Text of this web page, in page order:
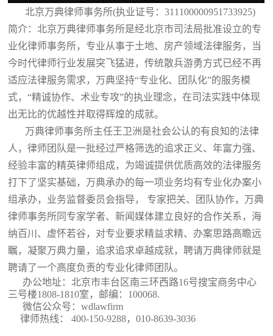
北京万典律师事务所(执业证号：311100000951733925)
简介：北京万典律师事务所是经北京市司法局批准设立的专
业化律师事务所，专业从事于土地、房产领域法律服务，当
今时代律师行业发展突飞猛进，传统散兵游勇方式已经不再
适应法律服务需求，万典坚持“专业化、团队化”的服务模
式，“精诚协作、术业专攻”的执业理念，在司法实践中体现
出无比的优越性并取得辉煌的成就。
万典律师事务所主任王卫洲是社会公认的有良知的法律
人，律师团队是一批经过严格筛选的追求正义、年富力强、
经验丰富的精英律师组成，为竭诚提供优质高效的法律服务
打下了坚实基础，万典承办的每一项业务均有专业化办案小
组承办，业务监督委员会指导， 专家把关、团队协作，万典
律师事务所同专家学者、新闻媒体建立良好的合作关系，海
纳百川、虚怀若谷，对专业要求精益求精、办案思路高瞻远
瞩，凝聚万典力量，追求追求卓越成就，聘请万典律师就是
聘请了一个高度负责的专业化律师团队。
办公地址：北京市丰台区南三环西路16号搜宝商务中心
三号楼1808-1810室 ，邮编：100068.
微信公众号：wdlawfirm
律师热线： 400-150-9288，010-8639-3036